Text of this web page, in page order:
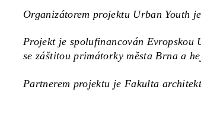
Organizátorem projektu Urban Youth
Projekt je spolufinancován Evropskou
se záštitou primátorky města Brna a
Partnerem projektu je Fakulta